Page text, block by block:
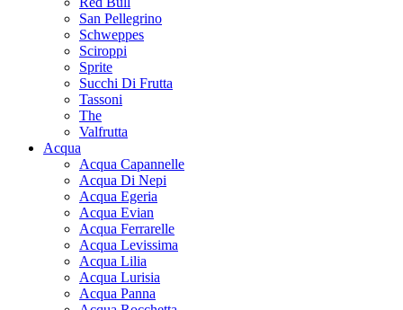
San Pellegrino
Schweppes
Sciroppi
Sprite
Succhi Di Frutta
Tassoni
The
Valfrutta
Acqua
Acqua Capannelle
Acqua Di Nepi
Acqua Egeria
Acqua Evian
Acqua Ferrarelle
Acqua Levissima
Acqua Lilia
Acqua Lurisia
Acqua Panna